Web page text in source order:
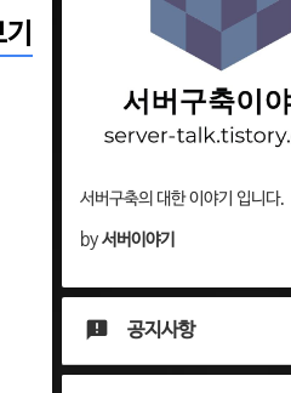
서버구축의 대한 이야기 입니다.
by서버이야기
공지사항